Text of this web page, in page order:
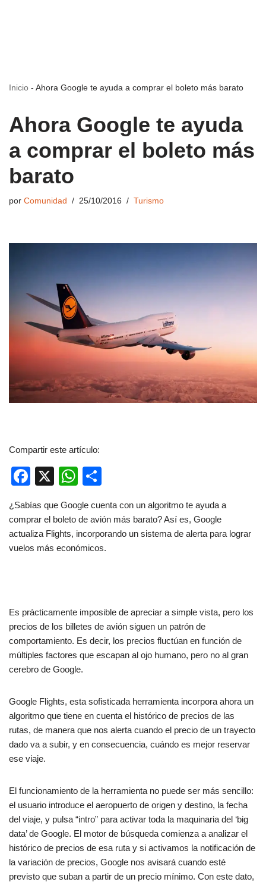
Inicio - Ahora Google te ayuda a comprar el boleto más barato
Ahora Google te ayuda
a comprar el boleto más
barato
por Comunidad 25/10/2016 Turismo
Compartir este artículo:
F
c
e
b
k
X
W
at
s
A
m
p
ar
¿Sabías que Google cuenta con un algoritmo te ayuda a
comprar el boleto de avión más barato? Así es, Google
actualiza Flights, incorporando un sistema de alerta para lograr
vuelos más económicos.
Es prácticamente imposible de apreciar a simple vista, pero los
precios de los billetes de avión siguen un patrón de
comportamiento. Es decir, los precios fluctúan en función de
múltiples factores que escapan al ojo humano, pero no al gran
cerebro de Google.
Google Flights, esta sofisticada herramienta incorpora ahora un
algoritmo que tiene en cuenta el histórico de precios de las
rutas, de manera que nos alerta cuando el precio de un trayecto
dado va a subir, y en consecuencia, cuándo es mejor reservar
ese viaje.
El funcionamiento de la herramienta no puede ser más sencillo:
el usuario introduce el aeropuerto de origen y destino, la fecha
del viaje, y pulsa “intro” para activar toda la maquinaria del ‘big
data’ de Google. El motor de búsqueda comienza a analizar el
histórico de precios de esa ruta y si activamos la notificación de
la variación de precios, Google nos avisará cuando esté
previsto que suban a partir de un precio mínimo. Con este dato,